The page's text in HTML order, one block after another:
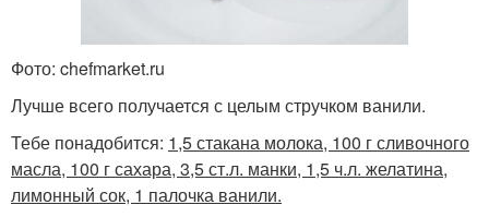
Фото: chefmarket.ru
Лучше всего получается с целым стручком ванили.
Тебе понадобится: 1,5 стакана молока, 100 г сливочного
масла, 100 г сахара, 3,5 ст.л. манки, 1,5 ч.л. желатина,
лимонный сок, 1 палочка ванили.